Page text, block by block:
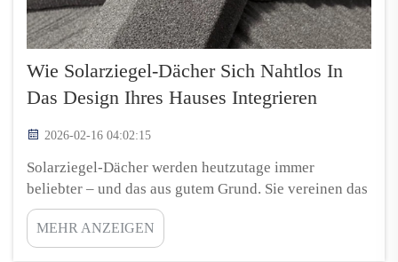
Wie Solarziegel-Dächer Sich Nahtlos In
Das Design Ihres Hauses Integrieren
2026-02-16 04:02:15
Solarziegel-Dächer werden heutzutage immer
beliebter – und das aus gutem Grund. Sie vereinen das
ansprechende Erscheinungsbild traditioneller
Dachdeckungen mit Solarenergie. Wenn Sie sich für
ein Solarziegel-Dach entscheiden, erhalten Sie nicht
MEHR ANZEIGEN